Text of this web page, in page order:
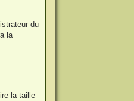
du
la
la taille